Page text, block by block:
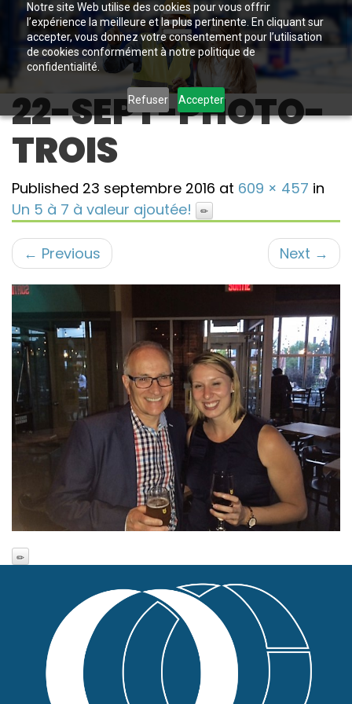
Notre site Web utilise des cookies pour vous offrir
l’expérience la meilleure et la plus pertinente. En cliquant sur
accepter, vous donnez votre consentement pour l’utilisation
de cookies conformément à notre politique de
confidentialité.
Refuser Accepter
22-SEPT-PHOTO-
TROIS
Published 23 septembre 2016 at 609 × 457 in
Un 5 à 7 à valeur ajoutée!
← Previous Next →